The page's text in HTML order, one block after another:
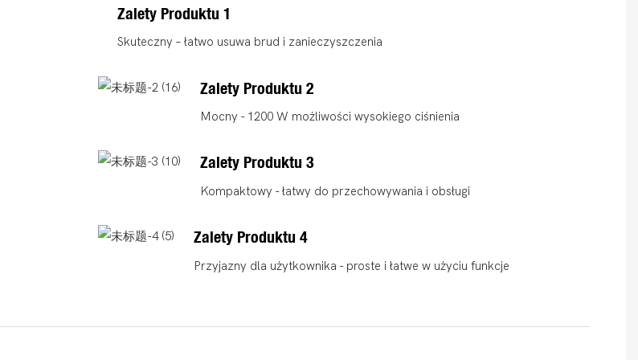
Zalety Produktu 1
Skuteczny – łatwo usuwa brud i zanieczyszczenia
Zalety Produktu 2
Mocny - 1200 W możliwości wysokiego ciśnienia
Zalety Produktu 3
Kompaktowy - łatwy do przechowywania i obsługi
Zalety Produktu 4
Przyjazny dla użytkownika - proste i łatwe w użyciu funkcje